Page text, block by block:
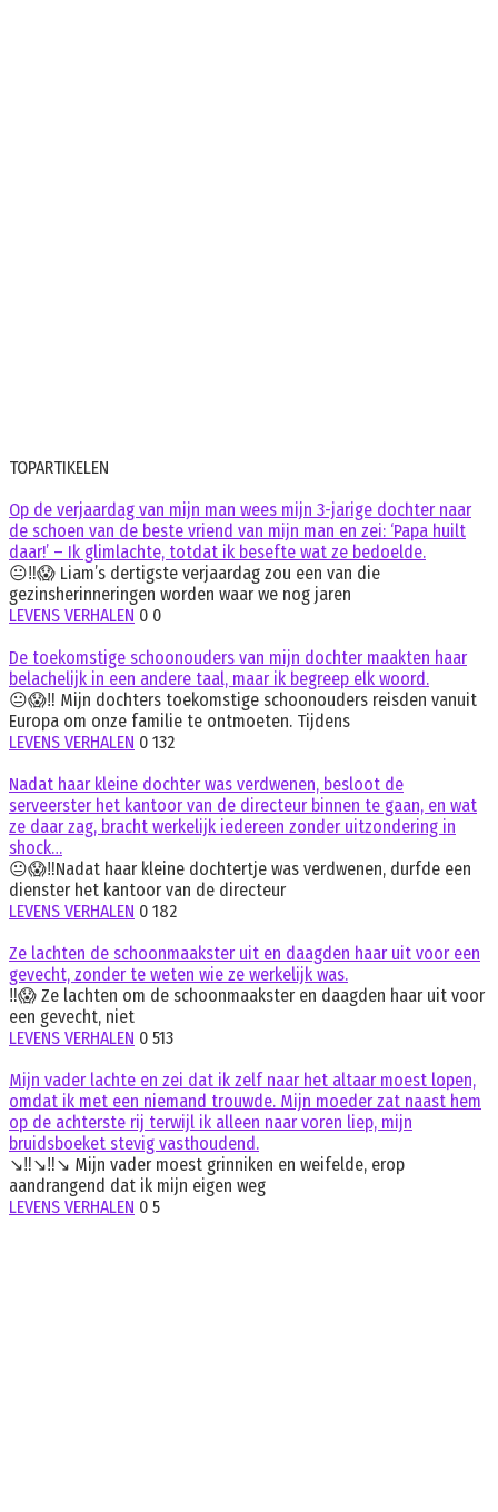
TOPARTIKELEN
Op de verjaardag van mijn man wees mijn 3-jarige dochter naar
de schoen van de beste vriend van mijn man en zei: ‘Papa huilt
daar!’ – Ik glimlachte, totdat ik besefte wat ze bedoelde.
😐‼️😱 Liam’s dertigste verjaardag zou een van die
gezinsherinneringen worden waar we nog jaren
LEVENS VERHALEN 0 0
De toekomstige schoonouders van mijn dochter maakten haar
belachelijk in een andere taal, maar ik begreep elk woord.
😐😱‼️ Mijn dochters toekomstige schoonouders reisden vanuit
Europa om onze familie te ontmoeten. Tijdens
LEVENS VERHALEN 0 132
Nadat haar kleine dochter was verdwenen, besloot de
serveerster het kantoor van de directeur binnen te gaan, en wat
ze daar zag, bracht werkelijk iedereen zonder uitzondering in
shock…
😐😱‼️Nadat haar kleine dochtertje was verdwenen, durfde een
dienster het kantoor van de directeur
LEVENS VERHALEN 0 182
Ze lachten de schoonmaakster uit en daagden haar uit voor een
gevecht, zonder te weten wie ze werkelijk was.
‼️😱 Ze lachten om de schoonmaakster en daagden haar uit voor
een gevecht, niet
LEVENS VERHALEN 0 513
Mijn vader lachte en zei dat ik zelf naar het altaar moest lopen,
omdat ik met een niemand trouwde. Mijn moeder zat naast hem
op de achterste rij terwijl ik alleen naar voren liep, mijn
bruidsboeket stevig vasthoudend.
↘️‼️↘️‼️↘️ Mijn vader moest grinniken en weifelde, erop
aandrangend dat ik mijn eigen weg
LEVENS VERHALEN 0 5